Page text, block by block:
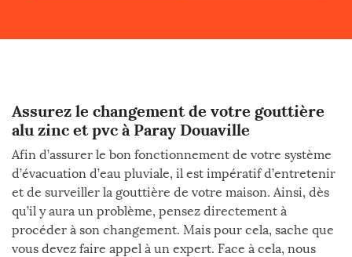
Assurez le changement de votre gouttière
alu zinc et pvc à Paray Douaville
Afin d’assurer le bon fonctionnement de votre système
d’évacuation d’eau pluviale, il est impératif d’entretenir
et de surveiller la gouttière de votre maison. Ainsi, dès
qu’il y aura un problème, pensez directement à
procéder à son changement. Mais pour cela, sache que
vous devez faire appel à un expert. Face à cela, nous